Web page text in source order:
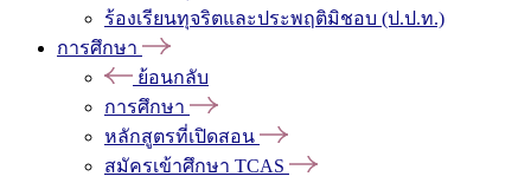
ร้องเรียนทุจริตและประพฤติมิชอบ (ป.ป.ท.)
การศึกษา
ย้อนกลับ
การศึกษา
หลักสูตรที่เปิดสอน
สมัครเข้าศึกษา TCAS